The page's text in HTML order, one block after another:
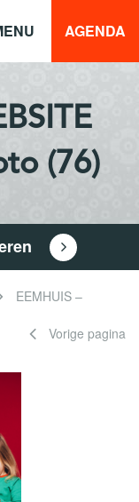
AGENDA
(76)
EEMHUIS –
Vorige pagina